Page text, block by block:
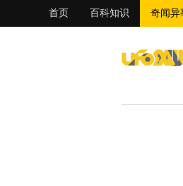
首页 百科知识 奇闻异